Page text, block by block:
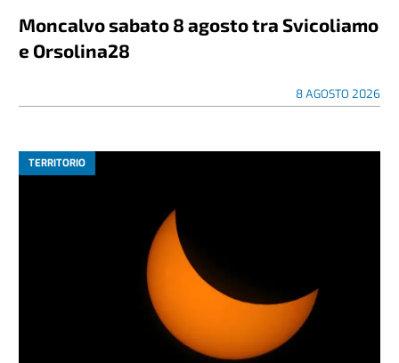
Moncalvo sabato 8 agosto tra Svicoliamo
e Orsolina28
8 AGOSTO 2026
TERRITORIO